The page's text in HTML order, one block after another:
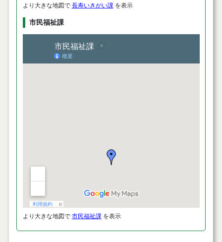
より大きな地図で 長寿いきがい課を表示
市民福祉課
より大きな地図で 市民福祉課を表示